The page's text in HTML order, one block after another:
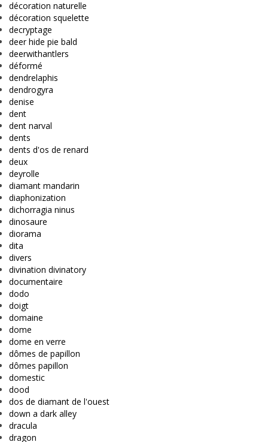
décoration naturelle
décoration squelette
decryptage
deer hide pie bald
deerwithantlers
déformé
dendrelaphis
dendrogyra
denise
dent
dent narval
dents
dents d'os de renard
deux
deyrolle
diamant mandarin
diaphonization
dichorragia ninus
dinosaure
diorama
dita
divers
divination divinatory
documentaire
dodo
doigt
domaine
dome
dome en verre
dômes de papillon
dômes papillon
domestic
dood
dos de diamant de l'ouest
down a dark alley
dracula
dragon